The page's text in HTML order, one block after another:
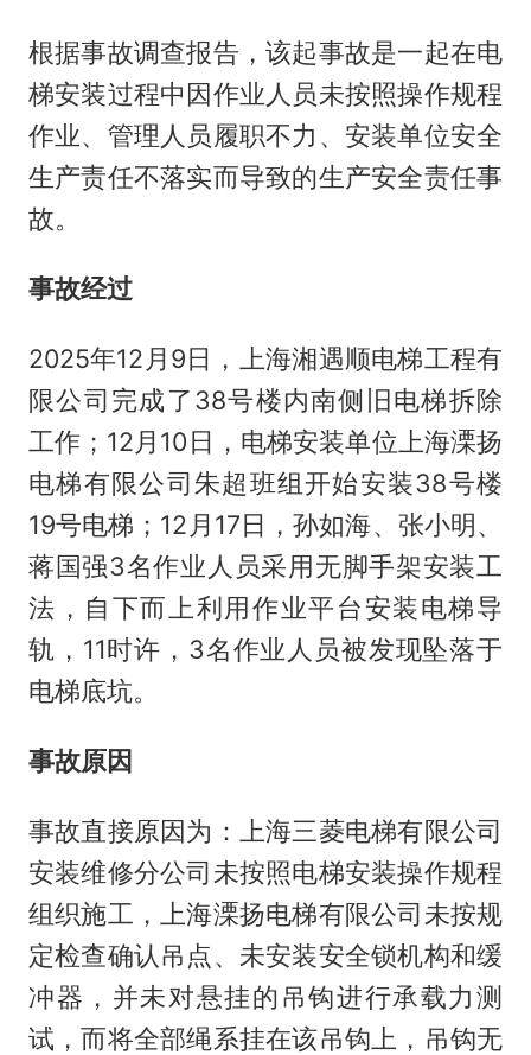
根据事故调查报告，该起事故是一起在电
梯安装过程中因作业人员未按照操作规程
作业、管理人员履职不力、安装单位安全
生产责任不落实而导致的生产安全责任事
故。
事故经过
2025年12月9日，上海湘遇顺电梯工程有
限公司完成了38号楼内南侧旧电梯拆除
工作；12月10日，电梯安装单位上海溧扬
电梯有限公司朱超班组开始安装38号楼
19号电梯；12月17日，孙如海、张小明、
蒋国强3名作业人员采用无脚手架安装工
法，自下而上利用作业平台安装电梯导
轨，11时许，3名作业人员被发现坠落于
电梯底坑。
事故原因
事故直接原因为：上海三菱电梯有限公司
安装维修分公司未按照电梯安装操作规程
组织施工，上海溧扬电梯有限公司未按规
定检查确认吊点、未安装安全锁机构和缓
冲器，并未对悬挂的吊钩进行承载力测
试，而将全部绳系挂在该吊钩上，吊钩无